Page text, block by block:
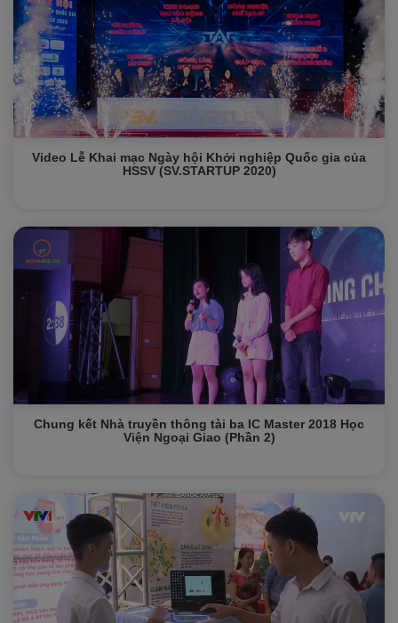
Video Lễ Khai mạc Ngày hội Khởi nghiệp Quốc gia của
HSSV (SV.STARTUP 2020)
Chung kết Nhà truyền thông tài ba IC Master 2018 Học
Viện Ngoại Giao (Phần 2)